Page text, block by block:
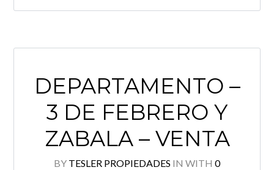
DEPARTAMENTO –
3 DE FEBRERO Y
ZABALA – VENTA
BY TESLER PROPIEDADES IN WITH 0